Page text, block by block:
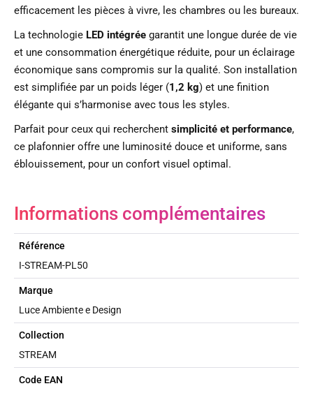
efficacement les pièces à vivre, les chambres ou les bureaux.
La technologie LED intégrée garantit une longue durée de vie
et une consommation énergétique réduite, pour un éclairage
économique sans compromis sur la qualité. Son installation
est simplifiée par un poids léger (1,2 kg) et une finition
élégante qui s’harmonise avec tous les styles.
Parfait pour ceux qui recherchent simplicité et performance,
ce plafonnier offre une luminosité douce et uniforme, sans
éblouissement, pour un confort visuel optimal.
Informations complémentaires
Référence
I-STREAM-PL50
Marque
Luce Ambiente e Design
Collection
STREAM
Code EAN